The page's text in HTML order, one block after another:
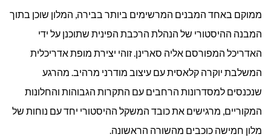
ממוקם באחד המבנים המרשימים ביותר בבירה, המלון שוכן בתוך
המבנה ההיסטורי של הנהלת הרכבת הפינית שתוכנן על ידי
האדריכל המפורסם אליה סארינן. זוהי יצירת מופת אדריכלית
המשלבת יוקרה קלאסית עם עיצוב מודרני מרהיב. מהרגע
שנכנסים למסדרונות הרחבים עם התקרות הגבוהות והחלונות
המקוריים, מרגישים את כובד המשקל ההיסטורי יחד עם נוחות של
מלון חמישה כוכבים מהשורה הראשונה.